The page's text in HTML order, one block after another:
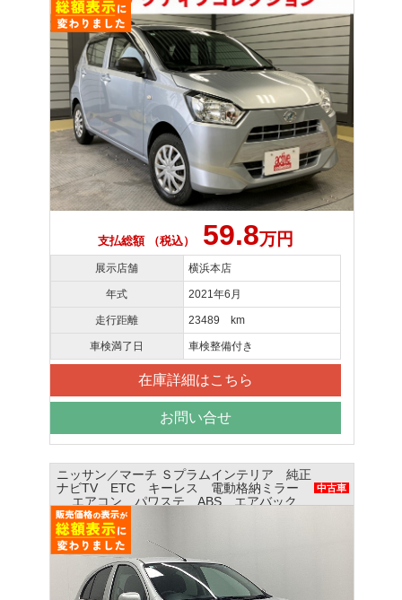
支払総額 （税込） 59.8万円
展示店舗 横浜本店
年式 2021年6月
走行距離 23489 km
車検満了日 車検整備付き
在庫詳細はこちら
お問い合せ
ニッサン／マーチ Ｓプラムインテリア 純正
ナビTV ETC キーレス 電動格納ミラー
エアコン パワステ ABS エアバック
中古車